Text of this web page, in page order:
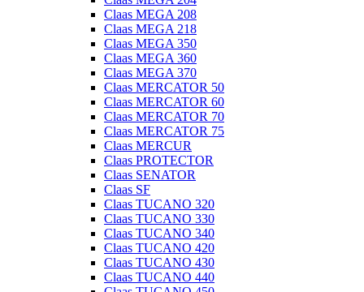
Claas MEGA 208
Claas MEGA 218
Claas MEGA 350
Claas MEGA 360
Claas MEGA 370
Claas MERCATOR 50
Claas MERCATOR 60
Claas MERCATOR 70
Claas MERCATOR 75
Claas MERCUR
Claas PROTECTOR
Claas SENATOR
Claas SF
Claas TUCANO 320
Claas TUCANO 330
Claas TUCANO 340
Claas TUCANO 420
Claas TUCANO 430
Claas TUCANO 440